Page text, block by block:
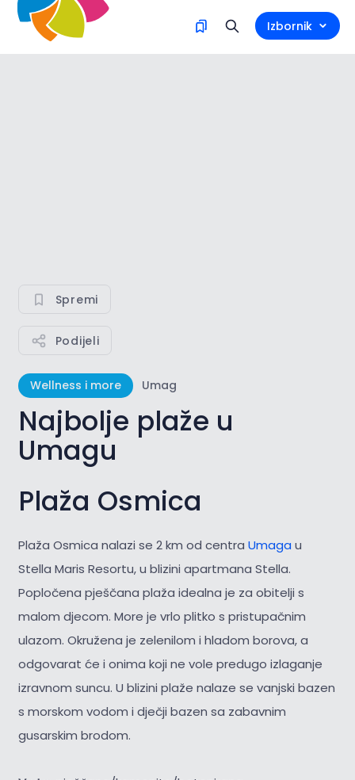
Izbornik
Spremi
Podijeli
Wellness i more Umag
Najbolje plaže u
Umagu
Plaža Osmica
Plaža Osmica nalazi se 2 km od centra Umaga u
Stella Maris Resortu, u blizini apartmana Stella.
Popločena pješčana plaža idealna je za obitelji s
malom djecom. More je vrlo plitko s pristupačnim
ulazom. Okružena je zelenilom i hladom borova, a
odgovarat će i onima koji ne vole predugo izlaganje
izravnom suncu. U blizini plaže nalaze se vanjski bazen
s morskom vodom i dječji bazen sa zabavnim
gusarskim brodom.